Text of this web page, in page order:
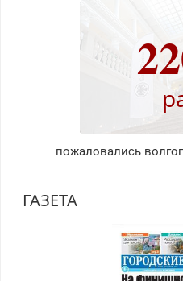
пожаловались
ГАЗЕТА